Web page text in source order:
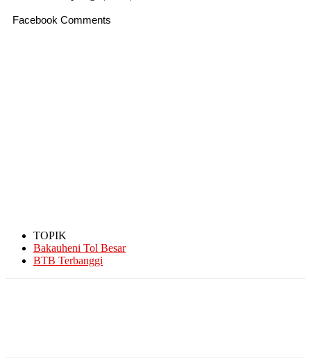
Facebook Comments
TOPIK
Bakauheni Tol Besar
BTB Terbanggi